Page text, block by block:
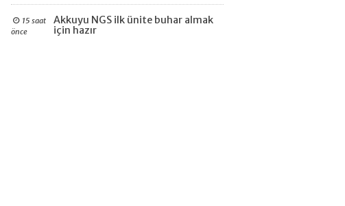
15 saat
önce
Akkuyu NGS ilk ünite buhar almak
için hazır